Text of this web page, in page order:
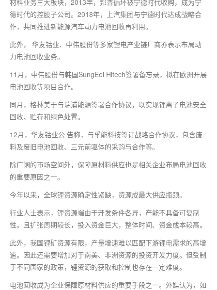
材料业务三大板块，2013年，邦普循环被宁德时代收购，成为宁
德时代的控股子公司。2018年，上汽集团与宁德时代达成战略合
作，共同推进新能源汽车动力电池回收再利用。
此外， 华友钴业、中伟股份等多家锂电产业链厂商亦表示布局动
力电池回收业务。
11月，中伟股份与韩国SungEel Hitech签署备忘录，拟在欧洲开展
电池回收等项目合作。
同月，格林美于与瑞浦能源签署合作协议，以实现锂离子电池安全
回收、贮存和绿色处置。
12月，华友钴业公 告称，与孚能科技签订战略合作协议，包含废
料及废旧电池回收、三元前驱体的采购与合作等。
除广阔的市场空间外，保障原材料供应也是相关企业布局电池回收
的重要原因之一。
今年以来，全球锂资源确定性紧缺，资源成最大供应瓶颈。
行业人士表示，锂资源端由于开发条件各异，产能不具备可复制
性。且扩张周期较长，投入资金巨大，整体时间、资金成本较高。
此外，我国锂矿资源有限，产量增速难以匹配下游锂电需求的高增
速。因此还需要增加对于南美、非洲资源的投资开发力度。但受制
于不同国家的政策，锂资源的获取和控制也存在一定难度。
电池回收成为企业保障原材料供应的重要手段之一。外媒认为，如